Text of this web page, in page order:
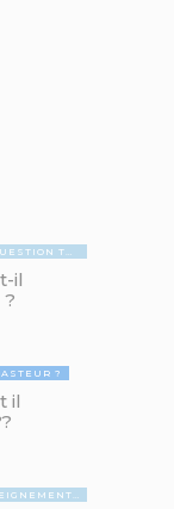
TABOUE
il
?
il
BIBLIQUES